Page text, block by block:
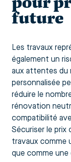
future
Les travaux
également un
aux attentes du
personnalisée
réduire le
rénovation
compatibilité
Sécuriser le prix
travaux comme
que comme